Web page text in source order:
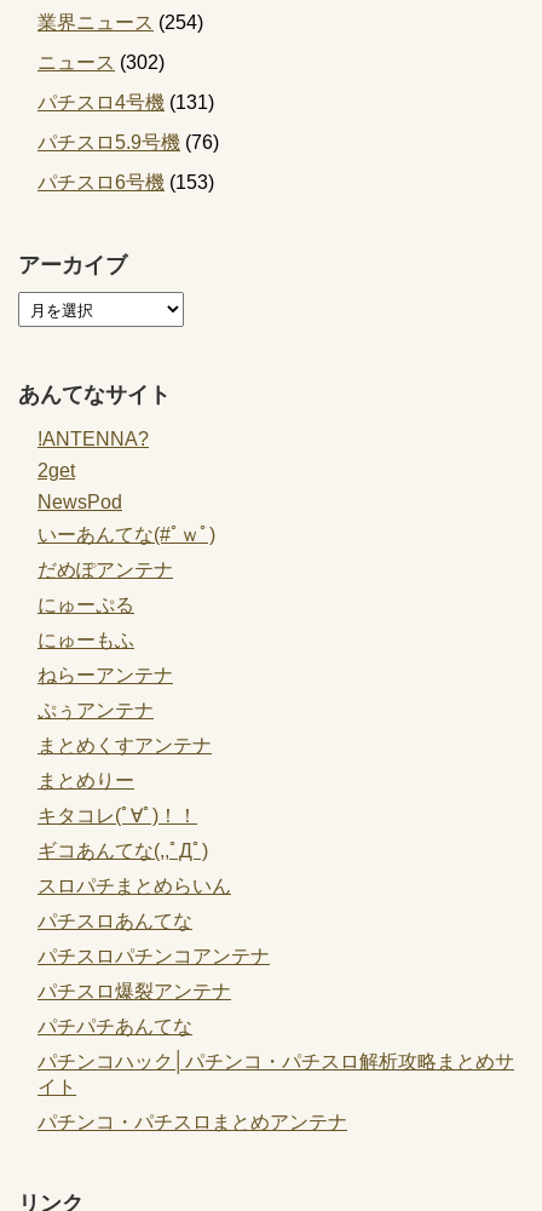
業界ニュース (254)
ニュース (302)
パチスロ4号機 (131)
パチスロ5.9号機 (76)
パチスロ6号機 (153)
アーカイブ
あんてなサイト
!ANTENNA?
2get
NewsPod
いーあんてな(#ﾟｗﾟ)
だめぽアンテナ
にゅーぷる
にゅーもふ
ねらーアンテナ
ぷぅアンテナ
まとめくすアンテナ
まとめりー
キタコレ(ﾟ∀ﾟ)！！
ギコあんてな(,,ﾟДﾟ)
スロパチまとめらいん
パチスロあんてな
パチスロパチンコアンテナ
パチスロ爆裂アンテナ
パチパチあんてな
パチンコハック│パチンコ・パチスロ解析攻略まとめサ
イト
パチンコ・パチスロまとめアンテナ
リンク